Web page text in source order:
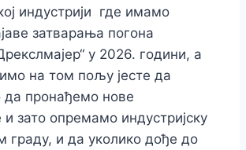
индустрији где имамо
затварања погона
у 2026. години, а
на том пољу јесте да
пронађемо нове
и зато опремамо индустријску
граду, и да уколико дође до